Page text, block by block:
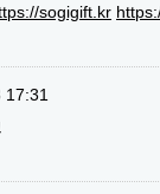
sogigift.kr
17:31